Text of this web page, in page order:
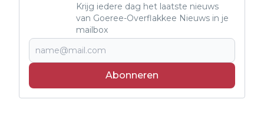
Krijg iedere dag het laatste nieuws
van Goeree-Overflakkee Nieuws in je
mailbox
Abonneren